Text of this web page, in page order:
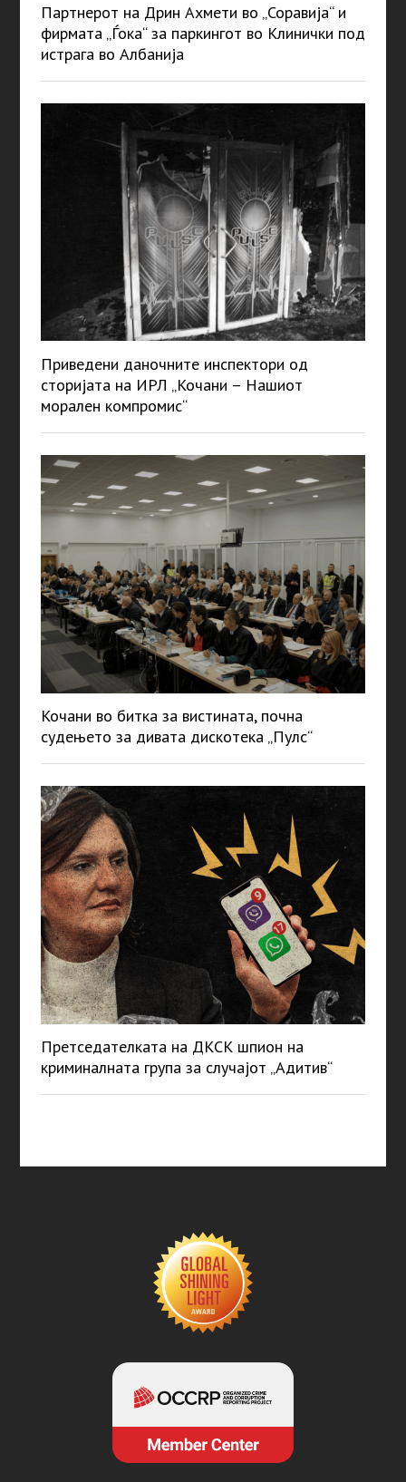
Партнерот на Дрин Ахмети во „Соравија“ и
фирмата „Ѓока“ за паркингот во Клинички под
истрага во Албанија
Приведени даночните инспектори од
сторијата на ИРЛ „Кочани – Нашиот
морален компромис“
Кочани во битка за вистината, почна
судењето за дивата дискотека „Пулс“
Претседателката на ДКСК шпион на
криминалната група за случајот „Адитив“